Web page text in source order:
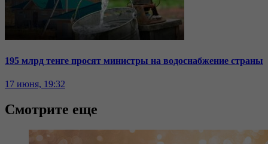
195 млрд тенге просят министры на водоснабжение страны
17 июня, 19:32
Смотрите еще